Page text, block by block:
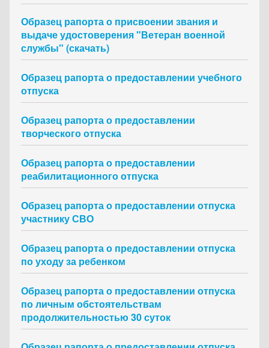
Образец рапорта о присвоении звания и
выдаче удостоверения "Ветеран военной
службы" (скачать)
Образец рапорта о предоставлении учебного
отпуска
Образец рапорта о предоставлении
творческого отпуска
Образец рапорта о предоставлении
реабилитационного отпуска
Образец рапорта о предоставлении отпуска
участнику СВО
Образец рапорта о предоставлении отпуска
по уходу за ребенком
Образец рапорта о предоставлении отпуска
по личным обстоятельствам
продолжительностью 30 суток